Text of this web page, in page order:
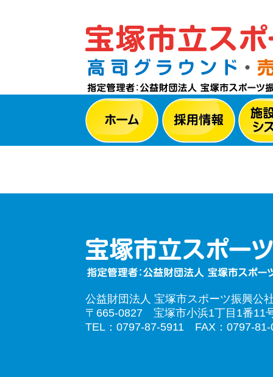
公益財団法人 宝塚市スポーツ振興公
〒665-0827 宝塚市小浜1丁目1番11
TEL：0797-87-5911 FAX：0797-81-